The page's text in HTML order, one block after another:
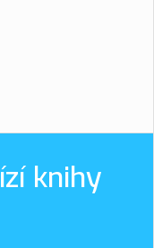
knihy